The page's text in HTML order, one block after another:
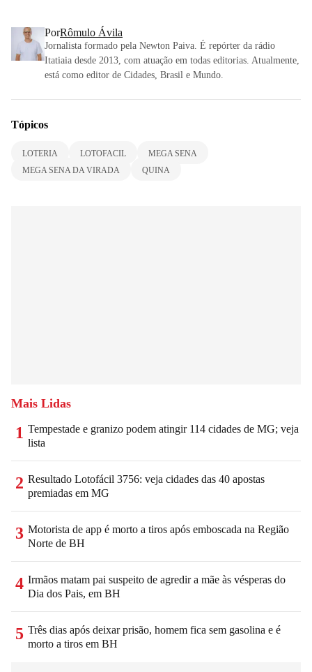
PorRômulo Ávila
Jornalista formado pela Newton Paiva. É repórter da rádio
Itatiaia desde 2013, com atuação em todas editorias. Atualmente,
está como editor de Cidades, Brasil e Mundo.
Tópicos
LOTERIA LOTOFACIL
MEGA SENA
MEGA SENA DA VIRADA
QUINA
Mais Lidas
1 Tempestade e granizo podem atingir 114 cidades de MG; veja
lista
2 Resultado Lotofácil 3756: veja cidades das 40 apostas
premiadas em MG
3 Motorista de app é morto a tiros após emboscada na Região
Norte de BH
4 Irmãos matam pai suspeito de agredir a mãe às vésperas do
Dia dos Pais, em BH
5 Três dias após deixar prisão, homem fica sem gasolina e é
morto a tiros em BH